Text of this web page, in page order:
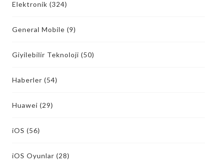
Elektronik (324)
General Mobile (9)
Giyilebilir Teknoloji (50)
Haberler (54)
Huawei (29)
iOS (56)
iOS Oyunlar (28)